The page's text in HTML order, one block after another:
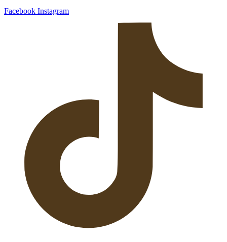
Facebook Instagram